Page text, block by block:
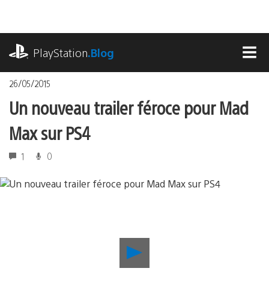
contenu
PlayStation.Blog
26/05/2015
Un nouveau trailer féroce pour Mad
Max sur PS4
1 0
vidéo